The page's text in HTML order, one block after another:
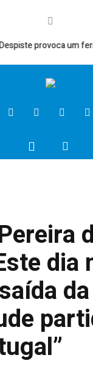
provoca um ferido
dia